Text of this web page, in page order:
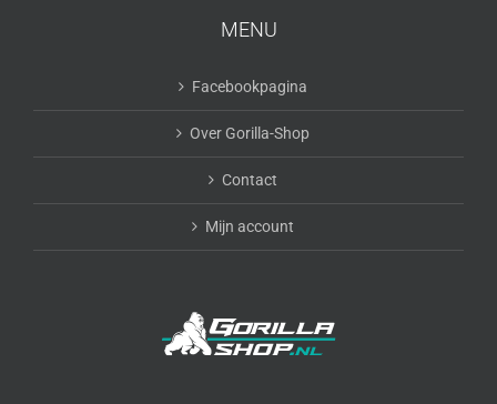
MENU
Facebookpagina
Over Gorilla-Shop
Contact
Mijn account